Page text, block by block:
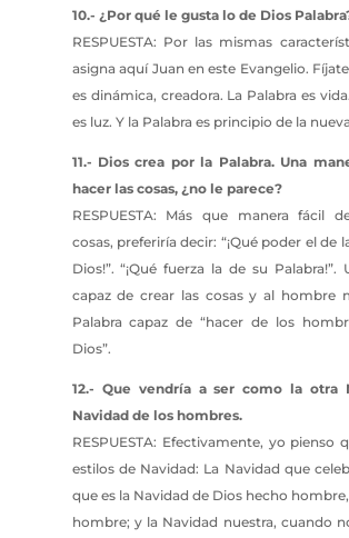
10.- ¿Por qué le gusta lo de Dios
RESPUESTA: Por las mismas
asigna aquí Juan en este Evangelio.
es dinámica, creadora. La Palabra es
es luz. Y la Palabra es principio de la
11.- Dios crea por la Palabra. Una
hacer las cosas, ¿no le parece?
RESPUESTA: Más que manera fácil
cosas, preferiría decir: “¡Qué poder el de
Dios!”. “¡Qué fuerza la de su Palabra!”.
capaz de crear las cosas y al hombre
Palabra capaz de “hacer de los
Dios”.
12.- Que vendría a ser como la otra
Navidad de los hombres.
RESPUESTA: Efectivamente, yo pienso
estilos de Navidad: La Navidad que
que es la Navidad de Dios hecho
hombre; y la Navidad nuestra, cuando